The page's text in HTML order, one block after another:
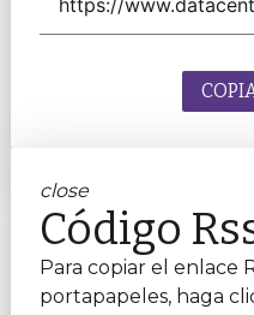
close
Código
Para copiar el enlace
portapapeles, haga